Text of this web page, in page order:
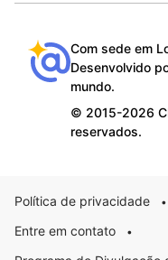
Com sede em
Desenvolvido
mundo.
© 2015-2026
reservados.
Política de privacidade •
Entre em contato •